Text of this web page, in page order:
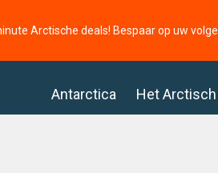
Arctische deals! Bespaar op uw
Antarctica Het